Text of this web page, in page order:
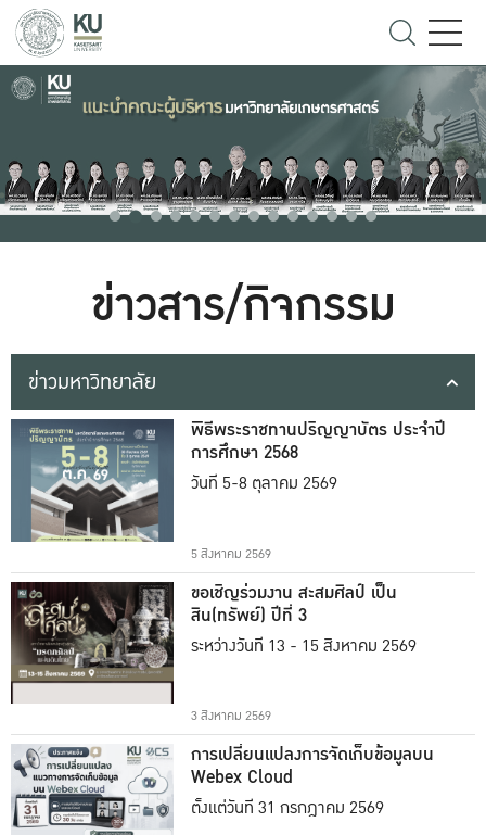
ข่าวสาร/กิจกรรม
ข่าวมหาวิทยาลัย
พิธีพระราชทานปริญญาบัตร ประจำปี
การศึกษา 2568
วันที่ 5-8 ตุลาคม 2569
5 สิงหาคม 2569
ขอเชิญร่วมงาน สะสมศิลป์ เป็น
สิน(ทรัพย์) ปีที่ 3
ระหว่างวันที่ 13 - 15 สิงหาคม 2569
3 สิงหาคม 2569
การเปลี่ยนแปลงการจัดเก็บข้อมูลบน
Webex Cloud
ตั้งแต่วันที่ 31 กรกฎาคม 2569